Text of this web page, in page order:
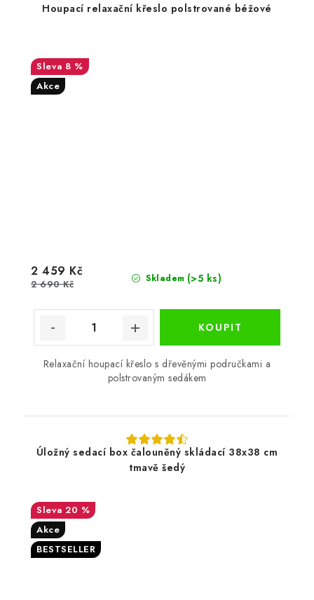
Houpací relaxační křeslo polstrované béžové
8 %
Akce
Skladem (>5 ks)
2 459 Kč
2 690 Kč
Relaxační houpací křeslo s dřevěnými područkami a
polstrovaným sedákem
Úložný sedací box čalouněný skládací 38x38 cm
tmavě šedý
20 %
Akce
BESTSELLER